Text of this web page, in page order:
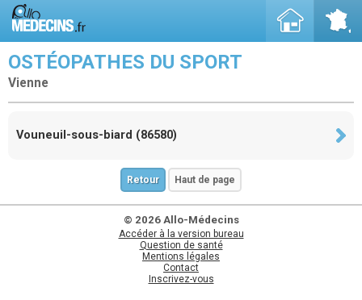
OSTÉOPATHES DU SPORT
Vienne
Vouneuil-sous-biard (86580)
Retour Haut de page
© 2026 Allo-Médecins
Accéder à la version bureau
Question de santé
Mentions légales
Contact
Inscrivez-vous